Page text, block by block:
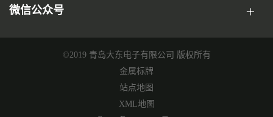
微信公众号
©2019 青岛大东电子有限公司 版权所有
金属标牌
站点地图
XML地图